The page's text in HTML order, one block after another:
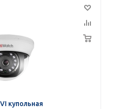
купольная